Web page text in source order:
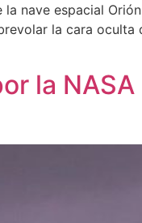
nave espacial
la cara oculta
la